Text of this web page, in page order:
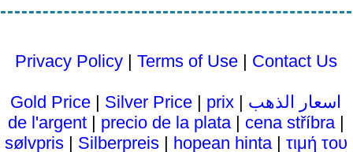
Privacy Policy| Terms of Use| Contact Us
اسعار الذهب |
Gold Price | Silver Price | prix
de l'argent| precio de la plata| cena stříbra|
sølvpris| Silberpreis| hopean hinta| τιμή του